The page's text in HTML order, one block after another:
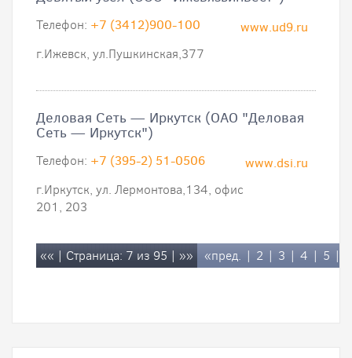
www.ud9.ru
Телефон: +7 (3412)900-100
г.Ижевск, ул.Пушкинская,377
Деловая Cеть — Иркутск (ОАО "Деловая
Cеть — Иркутск")
www.dsi.ru
Телефон: +7 (395-2) 51-0506
г.Иркутск, ул. Лермонтова,134, офис
201, 203
«« | Страница: 7 из 95 | »» «пред. | 2 | 3 | 4 | 5 |